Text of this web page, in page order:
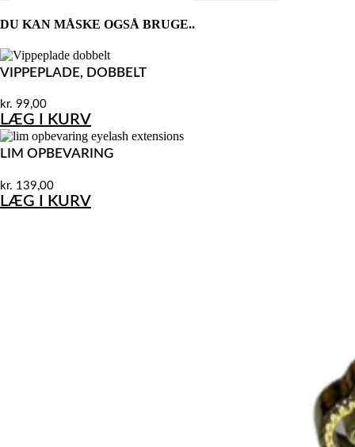
DU KAN MÅSKE OGSÅ BRUGE..
VIPPEPLADE, DOBBELT
kr. 99,00
LÆG I KURV
LIM OPBEVARING
kr. 139,00
LÆG I KURV